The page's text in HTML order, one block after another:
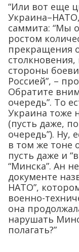
“Или вот еще
саммита: “Мы
ростом
прекращения
стороны
Россией”, –
Обратите
очередь”. То
Украина тоже
(пусть даже,
очередь”). Ну,
в том же тоне
пусть даже и
“Минска”. Ан
документе
НАТО”,
военно-
она
нарушать
полагать?”